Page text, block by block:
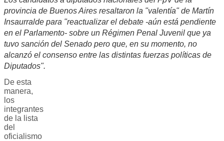
provincia de Buenos Aires resaltaron la "valentía" de Martín
Insaurralde para "reactualizar el debate -aún está pendiente
en el Parlamento- sobre un Régimen Penal Juvenil que ya
tuvo sanción del Senado pero que, en su momento, no
alcanzó el consenso entre las distintas fuerzas políticas de
Diputados".
De esta
manera,
los
integrantes
de la lista
del
oficialismo